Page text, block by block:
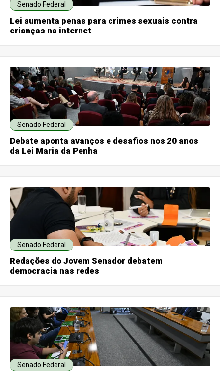
Senado Federal
Lei aumenta penas para crimes sexuais contra
crianças na internet
Senado Federal
Debate aponta avanços e desafios nos 20 anos
da Lei Maria da Penha
Senado Federal
Redações do Jovem Senador debatem
democracia nas redes
Senado Federal